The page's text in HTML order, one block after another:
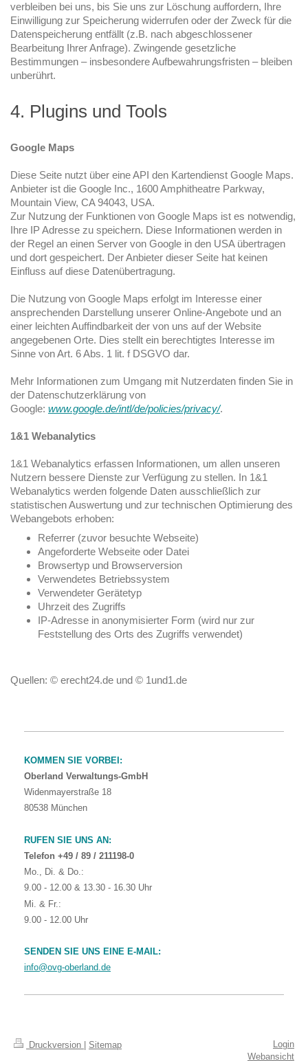
verbleiben bei uns, bis Sie uns zur Löschung auffordern, Ihre
Einwilligung zur Speicherung widerrufen oder der Zweck für die
Datenspeicherung entfällt (z.B. nach abgeschlossener
Bearbeitung Ihrer Anfrage). Zwingende gesetzliche
Bestimmungen – insbesondere Aufbewahrungsfristen – bleiben
unberührt.
4. Plugins und Tools
Google Maps
Diese Seite nutzt über eine API den Kartendienst Google Maps.
Anbieter ist die Google Inc., 1600 Amphitheatre Parkway,
Mountain View, CA 94043, USA.
Zur Nutzung der Funktionen von Google Maps ist es notwendig,
Ihre IP Adresse zu speichern. Diese Informationen werden in
der Regel an einen Server von Google in den USA übertragen
und dort gespeichert. Der Anbieter dieser Seite hat keinen
Einfluss auf diese Datenübertragung.
Die Nutzung von Google Maps erfolgt im Interesse einer
ansprechenden Darstellung unserer Online-Angebote und an
einer leichten Auffindbarkeit der von uns auf der Website
angegebenen Orte. Dies stellt ein berechtigtes Interesse im
Sinne von Art. 6 Abs. 1 lit. f DSGVO dar.
Mehr Informationen zum Umgang mit Nutzerdaten finden Sie in
der Datenschutzerklärung von
Google: www.google.de/intl/de/policies/privacy/.
1&1 Webanalytics
1&1 Webanalytics erfassen Informationen, um allen unseren
Nutzern bessere Dienste zur Verfügung zu stellen. In 1&1
Webanalytics werden folgende Daten ausschließlich zur
statistischen Auswertung und zur technischen Optimierung des
Webangebots erhoben:
Referrer (zuvor besuchte Webseite)
Angeforderte Webseite oder Datei
Browsertyp und Browserversion
Verwendetes Betriebssystem
Verwendeter Gerätetyp
Uhrzeit des Zugriffs
IP-Adresse in anonymisierter Form (wird nur zur
Feststellung des Orts des Zugriffs verwendet)
Quellen: © erecht24.de und © 1und1.de
KOMMEN SIE VORBEI:
Oberland Verwaltungs-GmbH
Widenmayerstraße 18
80538 München
RUFEN SIE UNS AN:
Telefon +49 / 89 / 211198-0
Mo., Di. & Do.:
9.00 - 12.00 & 13.30 - 16.30 Uhr
Mi. & Fr.:
9.00 - 12.00 Uhr
SENDEN SIE UNS EINE E-MAIL:
info@ovg-oberland.de
Druckversion Sitemap
Login
Webansicht